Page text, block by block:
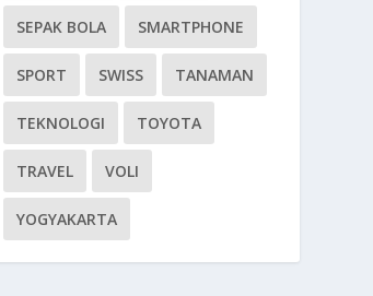
SEPAK BOLA SMARTPHONE
SPORT SWISS TANAMAN
TEKNOLOGI TOYOTA
TRAVEL VOLI
YOGYAKARTA